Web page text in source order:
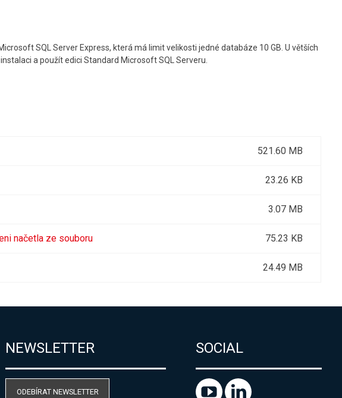
SQL Server Express, která má limit velikosti jedné databáze 10 GB. U větších
a použít edici Standard Microsoft SQL Serveru.
521.60 MB
23.26 KB
3.07 MB
načetla ze souboru 75.23 KB
24.49 MB
NEWSLETTER
ODEBÍRAT NEWSLETTER
SOCIAL